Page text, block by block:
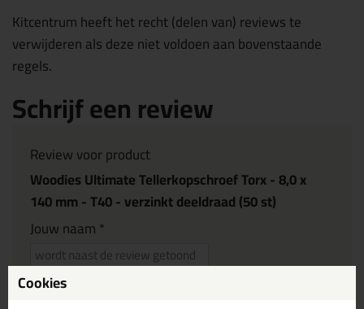
Kitcentrum heeft het recht (delen van) reviews te
verwijderen als deze niet voldoen aan bovenstaande
regels.
Schrijf een review
Review voor product
Woodies Ultimate Tellerkopschroef Torx - 8,0 x
140 mm - T40 - verzinkt deeldraad (50 st)
Jouw naam *
E-mailadres *
Cookies